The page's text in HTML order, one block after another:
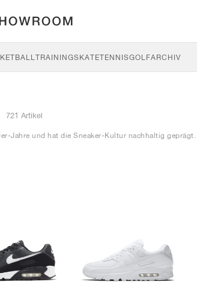
TRAININGSKATETENNISGOLFARCHIV
721 Artikel
Jahre und hat die Sneaker-Kultur nachhaltig geprägt.